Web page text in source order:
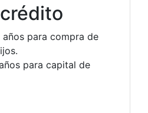
años para compra de
para capital de